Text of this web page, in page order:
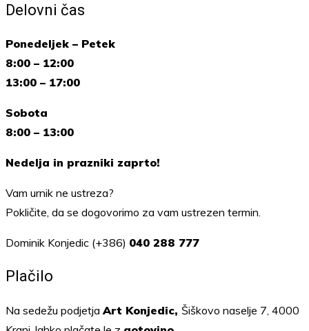
Delovni čas
Ponedeljek – Petek
8:00 – 12:00
13:00 – 17:00
Sobota
8:00 – 13:00
Nedelja in prazniki zaprto!
Vam urnik ne ustreza?
Pokličite, da se dogovorimo za vam ustrezen termin.
Dominik Konjedic (+386) 040 288 777
Plačilo
Na sedežu podjetja Art Konjedic, Šiškovo naselje 7, 4000